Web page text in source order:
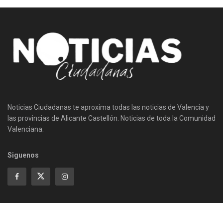
Noticias Ciudadanas te aproxima todas las noticias de Valencia y
las provincias de Alicante Castellón. Noticias de toda la Comunidad
Valenciana.
Siguenos